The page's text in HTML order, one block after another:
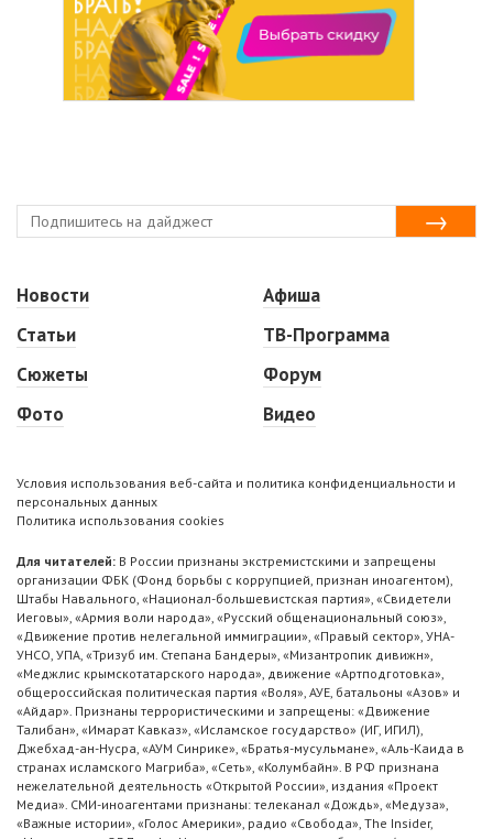
Новости
Статьи
Сюжеты
Фото
Афиша
ТВ-Программа
Форум
Видео
Условия использования веб-сайта и политика конфиденциальности и
персональных данных
Политика использования cookies
Для читателей: В России признаны экстремистскими и запрещены
организации ФБК (Фонд борьбы с коррупцией, признан иноагентом),
Штабы Навального, «Национал-большевистская партия», «Свидетели
Иеговы», «Армия воли народа», «Русский общенациональный союз»,
«Движение против нелегальной иммиграции», «Правый сектор», УНА-
УНСО, УПА, «Тризуб им. Степана Бандеры», «Мизантропик дивижн»,
«Меджлис крымскотатарского народа», движение «Артподготовка»,
общероссийская политическая партия «Воля», АУЕ, батальоны «Азов» и
«Айдар». Признаны террористическими и запрещены: «Движение
Талибан», «Имарат Кавказ», «Исламское государство» (ИГ, ИГИЛ),
Джебхад-ан-Нусра, «АУМ Синрике», «Братья-мусульмане», «Аль-Каида в
странах исламского Магриба», «Сеть», «Колумбайн». В РФ признана
нежелательной деятельность «Открытой России», издания «Проект
Медиа». СМИ-иноагентами признаны: телеканал «Дождь», «Медуза»,
«Важные истории», «Голос Америки», радио «Свобода», The Insider,